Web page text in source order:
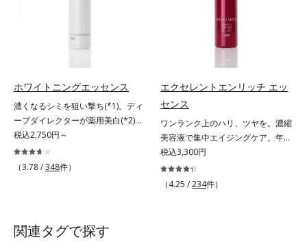
ください。・BEAUTY夏祭りは、こ
ーストステップのこと*4 細胞間脂
イル成分(*2)が肌に素早くなじみ、
透。ADセラミドミックスが肌をす
こやかに整え、うるおいを蓄える肌
とで、あとのオールインワンクリー
ムの肌なじみを高め、うるおいとツ
ヤのある肌を叶えます。*1 肌にハ
リを与え若々しい印象*2 スクワラ
ン、トリ（カプリル酸／カプリン
(*2)と外側、両方からのWアプロー
チでゆらぎ(*1)を食い止め、夕方に
かけてダウンしていくハリの低下を
予防。朝の“ピーク肌”が長時間続き
アップさせる効果(*4)があり、朝の
メイク前のスキンケアにぴったり。
オイルカットでベタつかないので、
すぐにメイクが始められます。*1
乾燥など *2 角層内 *3 ちり・ほこ
り等 *4 メイクアップ効果による
ホワイトニングエッセンス
濃くなるシミを狙い撃ち(*1)。ディ
ープダイレクターが薬用美白(*2)成
分を、肌の奥深く(*3)まで効かせる
美容液。しつこいシミの原因“詰ま
りメラニン(*1)”の生成を抑え、透明
状態であることに着目。肌の奥の詰
税込2,750円～
（3.78 /348件）
エクセレントエンリッチ エッ
センス
ワンランク上のハリ、ツヤを。濃縮
美容液で集中エイジングケア。年齢
を重ねた肌に、濃縮エッセンスがさ
らにワンランク上のエイジングケア
(*)を。ハリ、ツヤを集中ケアする保
税込3,300円
（4.25 /234件）
関連タグで探す